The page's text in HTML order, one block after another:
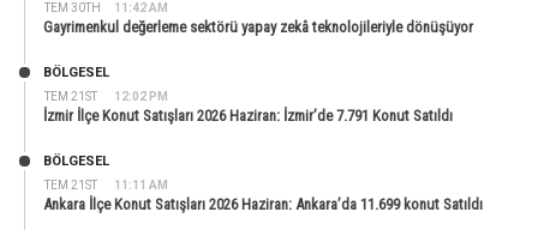
TEM 30TH 11:42 AM
Gayrimenkul değerleme sektörü yapay zekâ teknolojileriyle dönüşüyor
TEM 21ST 12:02 PM
BÖLGESEL
İzmir İlçe Konut Satışları 2026 Haziran: İzmir’de 7.791 Konut Satıldı
TEM 21ST 11:11 AM
BÖLGESEL
Ankara İlçe Konut Satışları 2026 Haziran: Ankara’da 11.699 konut Satıldı